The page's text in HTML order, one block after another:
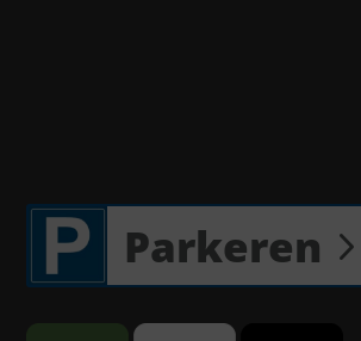
Parkeren